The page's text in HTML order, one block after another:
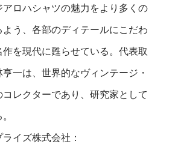
アロハシャツの魅力をより多くの
よう、各部のディテールにこだわ
作を現代に甦らせている。代表取
一は、世界的なヴィンテージ・
レクターであり、研究家として
イズ株式会社：